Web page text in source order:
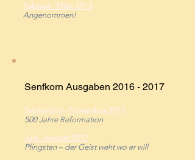
Februar - März 2015
Angenommen!
Senfkorn Ausgaben 2016 - 2017
September - November 2017
500 Jahre Reformation
Juni - August 2017
Pfingsten – der Geist weht wo er will